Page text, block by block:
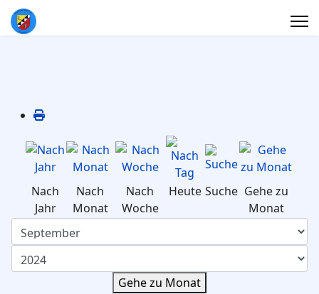
Nach
Jahr
Nach
Monat
Nach
Woche
Heute Suche Gehe zu
Monat
Gehe zu Monat